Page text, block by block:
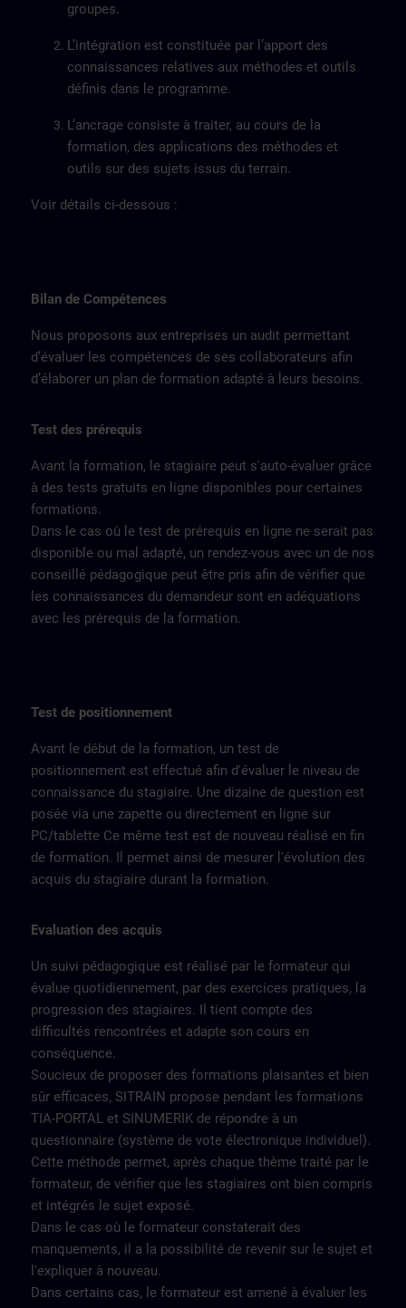
groupes.
L’intégration est constituée par l’apport des
connaissances relatives aux méthodes et outils
définis dans le programme.
L’ancrage consiste à traiter, au cours de la
formation, des applications des méthodes et
outils sur des sujets issus du terrain.
Voir détails ci-dessous :
Bilan de Compétences
Nous proposons aux entreprises un audit permettant
d’évaluer les compétences de ses collaborateurs afin
d’élaborer un plan de formation adapté à leurs besoins.
Test des prérequis
Avant la formation, le stagiaire peut s'auto-évaluer grâce
à des tests gratuits en ligne disponibles pour certaines
formations.
Dans le cas où le test de prérequis en ligne ne serait pas
disponible ou mal adapté, un rendez-vous avec un de nos
conseillé pédagogique peut être pris afin de vérifier que
les connaissances du demandeur sont en adéquations
avec les prérequis de la formation.
Test de positionnement
Avant le début de la formation, un test de
positionnement est effectué afin d'évaluer le niveau de
connaissance du stagiaire. Une dizaine de question est
posée via une zapette ou directement en ligne sur
PC/tablette Ce même test est de nouveau réalisé en fin
de formation. Il permet ainsi de mesurer l'évolution des
acquis du stagiaire durant la formation.
Evaluation des acquis
Un suivi pédagogique est réalisé par le formateur qui
évalue quotidiennement, par des exercices pratiques, la
progression des stagiaires. Il tient compte des
difficultés rencontrées et adapte son cours en
conséquence.
Soucieux de proposer des formations plaisantes et bien
sûr efficaces, SITRAIN propose pendant les formations
TIA-PORTAL et SINUMERIK de répondre à un
questionnaire (système de vote électronique individuel).
Cette méthode permet, après chaque thème traité par le
formateur, de vérifier que les stagiaires ont bien compris
et intégrés le sujet exposé.
Dans le cas où le formateur constaterait des
manquements, il a la possibilité de revenir sur le sujet et
l'expliquer à nouveau.
Dans certains cas, le formateur est amené à évaluer les